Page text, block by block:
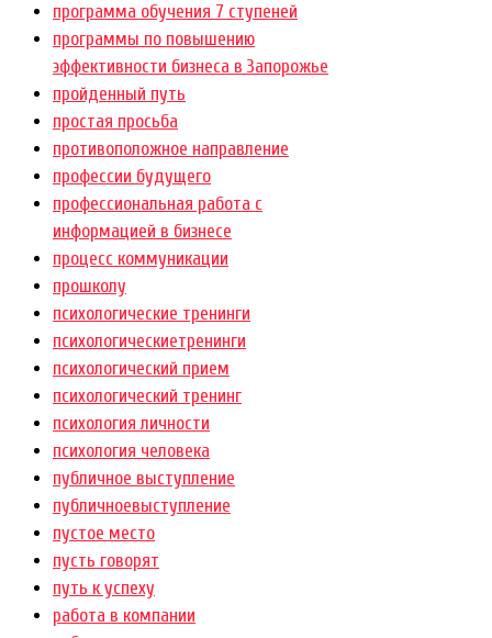
программа обучения 7 ступеней
программы по повышению
эффективности бизнеса в Запорожье
пройденный путь
простая просьба
противоположное направление
профессии будущего
профессиональная работа с
информацией в бизнесе
процесс коммуникации
прошколу
психологические тренинги
психологическиетренинги
психологический прием
психологический тренинг
психология личности
психология человека
публичное выступление
публичноевыступление
пустое место
пусть говорят
путь к успеху
работа в компании